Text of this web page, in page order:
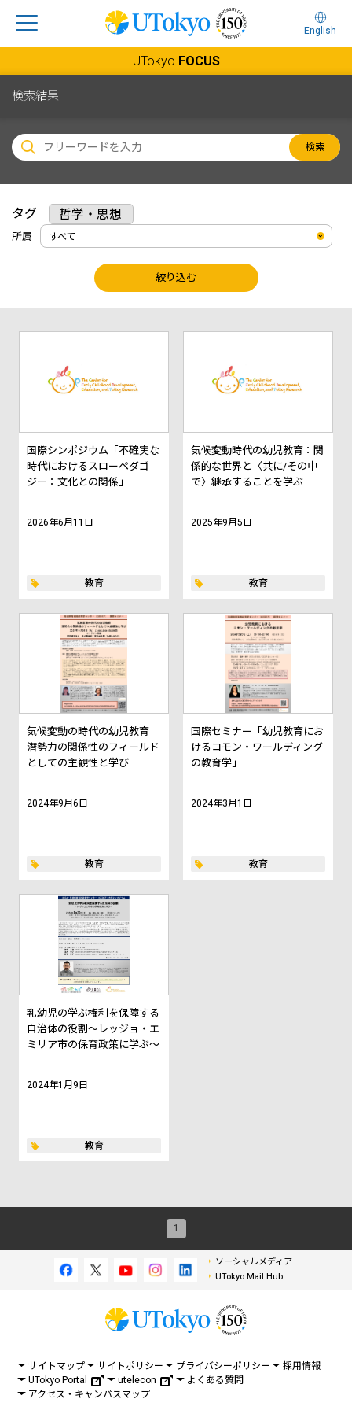
English
UTokyo FOCUS
検索結果
検索
タグ 哲学・思想
所属
絞り込む
国際シンポジウム「不確実な
時代におけるスローペダゴ
ジー：文化との関係」
2026年6月11日
教育
気候変動時代の幼児教育：関
係的な世界と〈共に/その中
で〉継承することを学ぶ
2025年9月5日
教育
気候変動の時代の幼児教育
潜勢力の関係性のフィールド
としての主観性と学び
2024年9月6日
教育
国際セミナー「幼児教育にお
けるコモン・ワールディング
の教育学」
2024年3月1日
教育
乳幼児の学ぶ権利を保障する
自治体の役割～レッジョ・エ
ミリア市の保育政策に学ぶ～
2024年1月9日
教育
1
ソーシャルメディア
UTokyo Mail Hub
サイトマップ サイトポリシー プライバシーポリシー
採用情報
UTokyo Portal
utelecon
よくある質問
アクセス・キャンパスマップ